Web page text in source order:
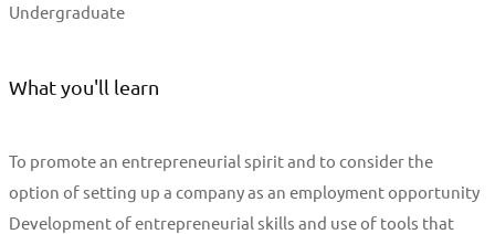
Undergraduate
What you'll learn
To promote an entrepreneurial spirit and to consider the
option of setting up a company as an employment opportunity
Development of entrepreneurial skills and use of tools that